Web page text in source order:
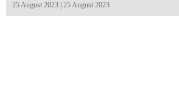
25 August 2023 | 25 August 2023